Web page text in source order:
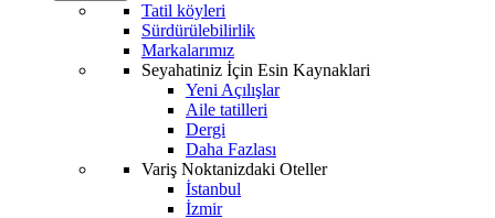
Tatil köyleri
Sürdürülebilirlik
Markalarımız
Seyahatiniz İçin Esin Kaynaklari
Yeni Açılışlar
Aile tatilleri
Dergi
Daha Fazlası
Variş Noktanizdaki Oteller
İstanbul
İzmir